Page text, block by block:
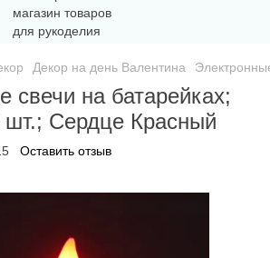
Декор на день Валентина
свечи на батарейках;
шт.; Сердце Красный
Оставить отзыв